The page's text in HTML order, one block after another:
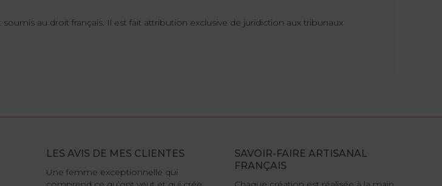
au droit français. Il est fait attribution exclusive de juridiction aux tribunaux
LES AVIS DE MES CLIENTES
qui
Super créatrice ! Patiente, minutieuse,
Couturière très gentille et très à
SAVOIR-FAIRE ARTISANAL
FRANÇAIS